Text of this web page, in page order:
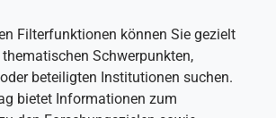
Filterfunktionen können Sie gezielt
Schwerpunkten,
beteiligten Institutionen suchen.
bietet Informationen zum